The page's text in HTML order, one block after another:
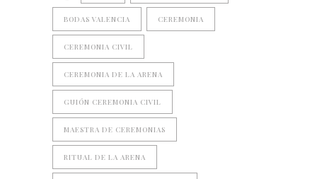
BODAS VALENCIA CEREMONIA
CEREMONIA CIVIL
CEREMONIA DE LA ARENA
GUIÓN CEREMONIA CIVIL
MAESTRA DE CEREMONIAS
RITUAL DE LA ARENA